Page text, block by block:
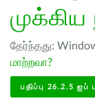
முக்கிய
தேர்ந்தது:
மாற்றவா?
பதிப்பு 26.2.5 ஐப்